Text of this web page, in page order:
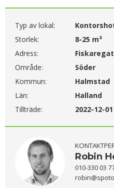
Typ av lokal:
Storlek:
8-25 m²
Adress:
Område:
Söder
Kommun:
Halmstad
Län:
Halland
Tillträde:
2022-12-01
Robin
010-330 03